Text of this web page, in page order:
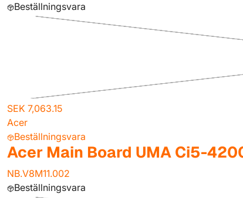
Beställningsvara
SEK 7,063.15
Acer
Beställningsvara
Acer Main Board UMA Ci5-
NB.V8M11.002
Beställningsvara